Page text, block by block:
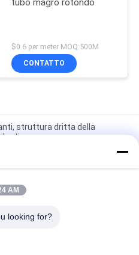
tubo magro rotondo
$0.6 per meter MOQ:500M
CONTATTO
struttura dritta della
prova 28mm della ruggine
flessibile
ha ricoperto il tubo
AM
looking for?